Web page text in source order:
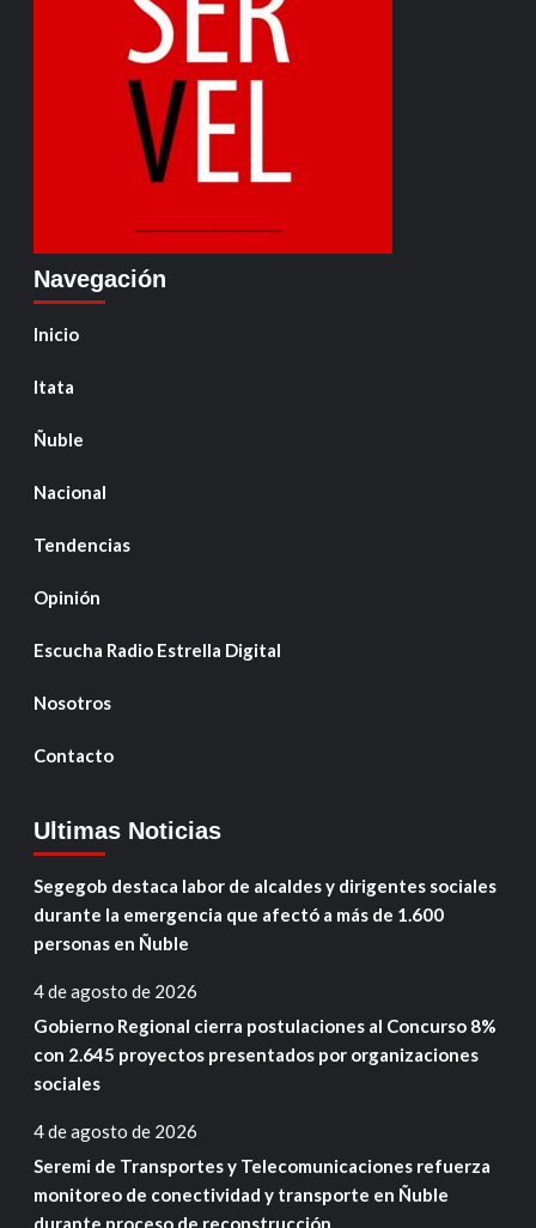
Navegación
Inicio
Itata
Ñuble
Nacional
Tendencias
Opinión
Escucha Radio Estrella Digital
Nosotros
Contacto
Ultimas Noticias
Segegob destaca labor de alcaldes y dirigentes sociales
durante la emergencia que afectó a más de 1.600
personas en Ñuble
4 de agosto de 2026
Gobierno Regional cierra postulaciones al Concurso 8%
con 2.645 proyectos presentados por organizaciones
sociales
4 de agosto de 2026
Seremi de Transportes y Telecomunicaciones refuerza
monitoreo de conectividad y transporte en Ñuble
durante proceso de reconstrucción